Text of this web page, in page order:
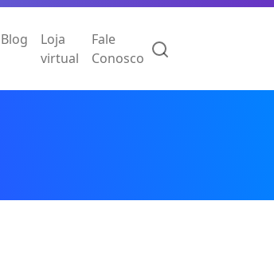
Blog
Loja
virtual
Fale
Conosco